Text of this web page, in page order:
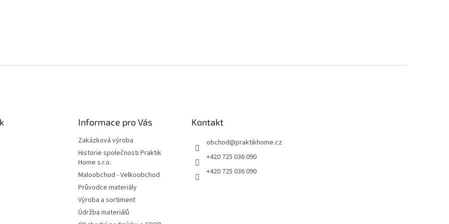
Informace pro Vás
Zakázková výroba
Historie společnosti Praktik
Home s.r.o.
Maloobchod - Velkoobchod
Průvodce materiály
Výroba a sortiment
Údržba materiálů
Kontakt
obchod@praktikhome.cz
+420 725 036 090
+420 725 036 090